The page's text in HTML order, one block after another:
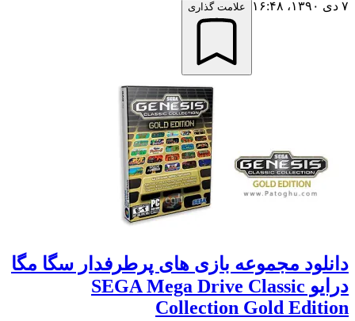
۷ دی ۱۳۹۰،‏ ۱۶:۴۸
علامت گذاری
دانلود مجموعه بازی های پرطرفدار سگا مگا
درایو SEGA Mega Drive Classic
Collection Gold Edition